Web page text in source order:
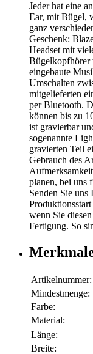
Jeder hat eine
Ear, mit Bügel,
ganz
Geschenk:
Headset mit
Bügelkopfhörer
eingebaute
Umschalten
mitgelieferten
per Bluetooth.
können bis zu
ist gravierbar
sogenannte
gravierten Teil
Gebrauch des
planen, bei uns
Senden Sie
wenn Sie
Fertigung. So
Artikelnummer:
Mindestmenge:
Farbe:
Material:
Länge:
Breite: